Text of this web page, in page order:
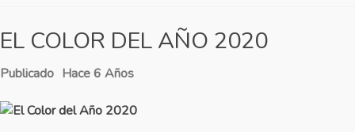
EL COLOR DEL AÑO 2020
Publicado Hace 6 Años